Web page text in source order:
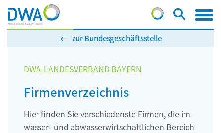
zur Bundesgeschäftsstelle
DWA-LANDESVERBAND BAYERN
Firmenverzeichnis
Hier finden Sie verschiedenste Firmen, die im
wasser- und abwasserwirtschaftlichen Bereich